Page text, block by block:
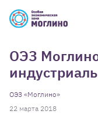
ОЭЗ
ОЭЗ «Моглино»
22 марта 2018